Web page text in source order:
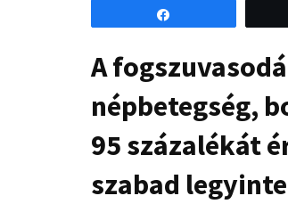
A
népbetegség,
95 százalékát
szabad